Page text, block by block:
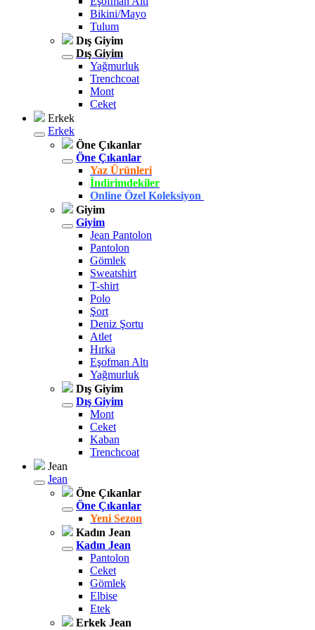
Bikini/Mayo
Tulum
Dış Giyim
Dış Giyim
Yağmurluk
Trenchcoat
Mont
Ceket
Erkek
Erkek
Öne Çıkanlar
Öne Çıkanlar
Yaz Ürünleri
İndirimdekiler
Online Özel Koleksiyon
Giyim
Giyim
Jean Pantolon
Pantolon
Gömlek
Sweatshirt
T-shirt
Polo
Şort
Deniz Şortu
Atlet
Hırka
Eşofman Altı
Yağmurluk
Dış Giyim
Dış Giyim
Mont
Ceket
Kaban
Trenchcoat
Jean
Jean
Öne Çıkanlar
Öne Çıkanlar
Yeni Sezon
Kadın Jean
Kadın Jean
Pantolon
Ceket
Gömlek
Elbise
Etek
Erkek Jean